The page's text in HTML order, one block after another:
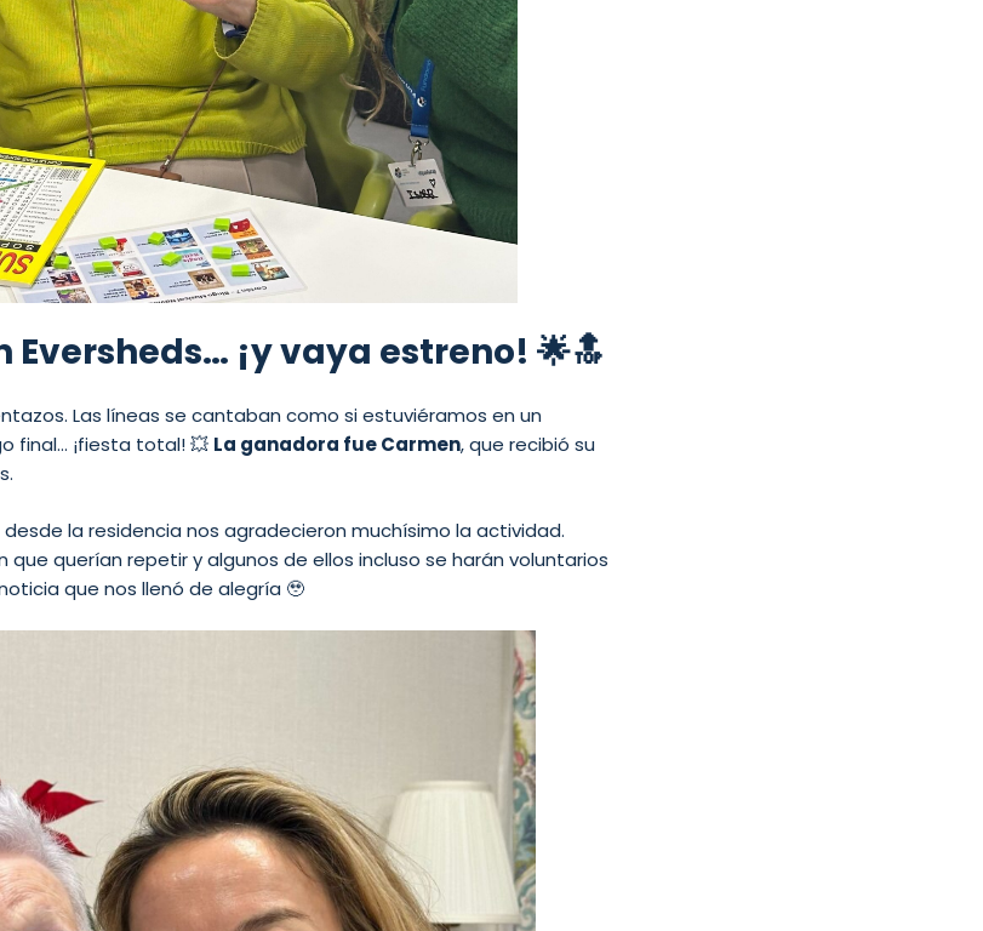
¡y vaya estreno! 🌟🔝
Las líneas se cantaban como si estuviéramos en un
final… ¡fiesta total! 💥 La ganadora fue Carmen, que recibió su
la residencia nos agradecieron muchísimo la actividad.
querían repetir y algunos de ellos incluso se harán voluntarios
que nos llenó de alegría 🥹